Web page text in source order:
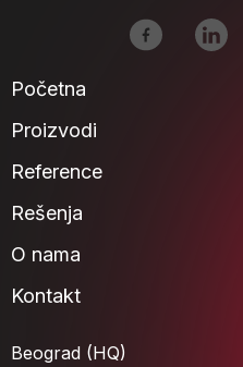
Početna
Proizvodi
Reference
Rešenja
O nama
Kontakt
Beograd (HQ)